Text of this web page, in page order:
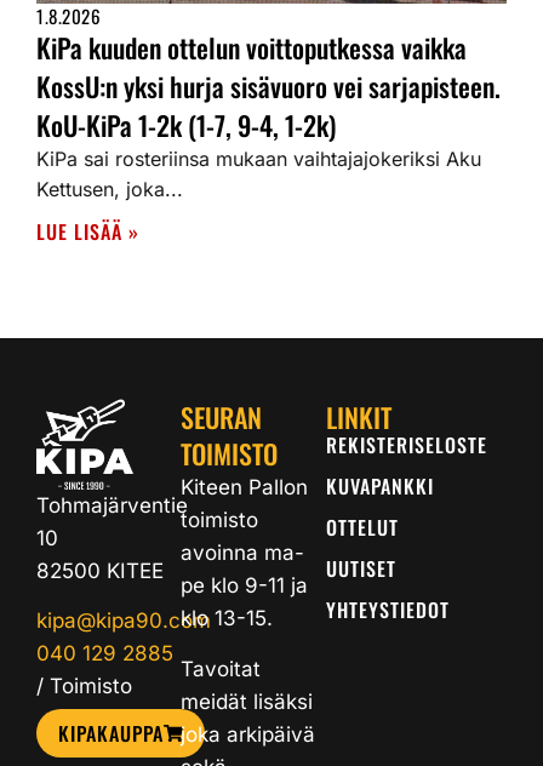
1.8.2026
KiPa kuuden ottelun voittoputkessa vaikka
KossU:n yksi hurja sisävuoro vei sarjapisteen.
KoU-KiPa 1-2k (1-7, 9-4, 1-2k)
KiPa sai rosteriinsa mukaan vaihtajajokeriksi Aku
Kettusen, joka...
LUE LISÄÄ »
Tohmajärventie
10
82500 KITEE
kipa@kipa90.com
040 129 2885
/ Toimisto
KIPAKAUPPA
SEURAN
TOIMISTO
Kiteen Pallon
toimisto
avoinna ma-
pe klo 9-11 ja
klo 13-15.
Tavoitat
meidät lisäksi
joka arkipäivä
LINKIT
REKISTERISELOSTE
KUVAPANKKI
OTTELUT
UUTISET
YHTEYSTIEDOT